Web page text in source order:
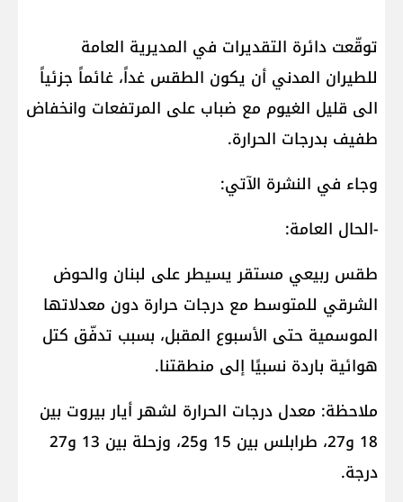
توقّعت دائرة التقديرات في المديرية العامة
للطيران المدني أن يكون الطقس غداً، غائماً جزئياً
الى قليل الغيوم مع ضباب على المرتفعات وانخفاض
طفيف بدرجات الحرارة.
وجاء في النشرة الآتي:
-الحال العامة:
طقس ربيعي مستقر يسيطر على لبنان والحوض
الشرقي للمتوسط مع درجات حرارة دون معدلاتها
الموسمية حتى الأسبوع المقبل، بسبب تدفّق كتل
هوائية باردة نسبيًا إلى منطقتنا.
ملاحظة: معدل درجات الحرارة لشهر أيار بيروت بين
18 و27، طرابلس بين 15 و25، وزحلة بين 13 و27
درجة.